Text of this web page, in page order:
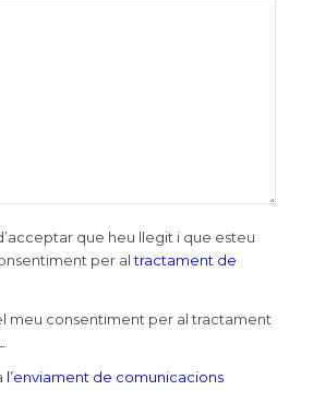
que heu llegit i que esteu
per altractament de
meu consentiment per al tractament
l’enviament de comunicacions